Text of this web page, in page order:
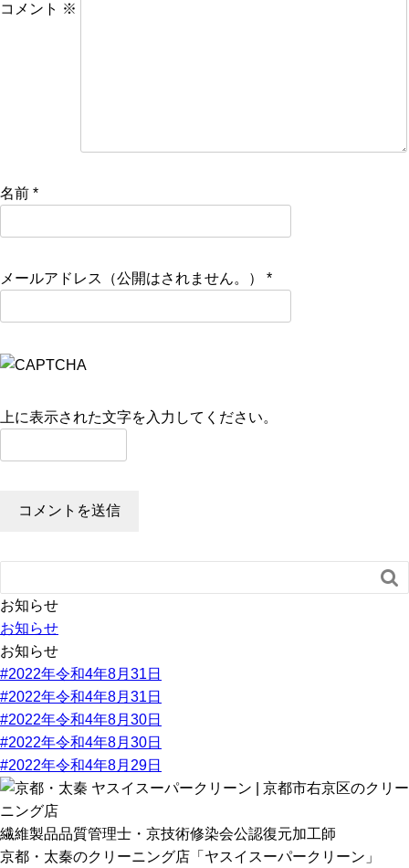
コメント ※
名前 *
メールアドレス（公開はされません。） *
上に表示された文字を入力してください。

お知らせ
お知らせ
お知らせ
#2022年令和4年8月31日
#2022年令和4年8月31日
#2022年令和4年8月30日
#2022年令和4年8月30日
#2022年令和4年8月29日
繊維製品品質管理士・京技術修染会公認復元加工師
京都・太秦のクリーニング店「ヤスイスーパークリーン」